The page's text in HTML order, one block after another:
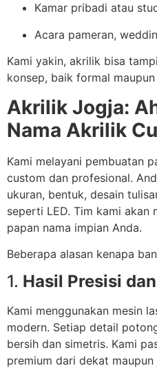
Kamar pribadi atau
Acara pameran,
Kami yakin, akrilik bisa
konsep, baik formal
Akrilik Jogja:
Nama Akrilik
Kami melayani pembuatan
custom dan profesional.
ukuran, bentuk, desain
seperti LED. Tim kami akan
papan nama impian Anda.
Beberapa alasan kenapa
1. Hasil Presisi
Kami menggunakan mesin
modern. Setiap detail
bersih dan simetris. Kami
premium dari dekat maupun